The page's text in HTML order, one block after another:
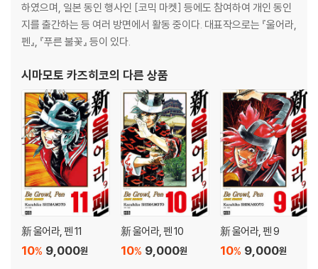
하였으며, 일본 동인 행사인 [코믹 마켓] 등에도 참여하여 개인 동인
지를 출간하는 등 여러 방면에서 활동 중이다. 대표작으로는 『울어라,
펜』, 『푸른 불꽃』 등이 있다.
시마모토 카즈히코의 다른 상품
新 울어라, 펜 11
9,000원
10%
新 울어라, 펜 10
9,000원
10%
新 울어라, 펜 9
9,000원
10%